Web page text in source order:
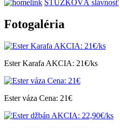
STUŽKOVÁ slávnosť
Fotogaléria
Ester Karafa AKCIA: 21€/ks
Ester váza Cena: 21€